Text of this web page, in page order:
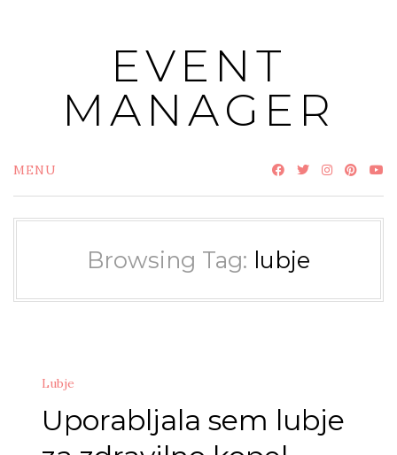
EVENT
MANAGER
MENU
Browsing Tag: lubje
Lubje
Uporabljala sem lubje